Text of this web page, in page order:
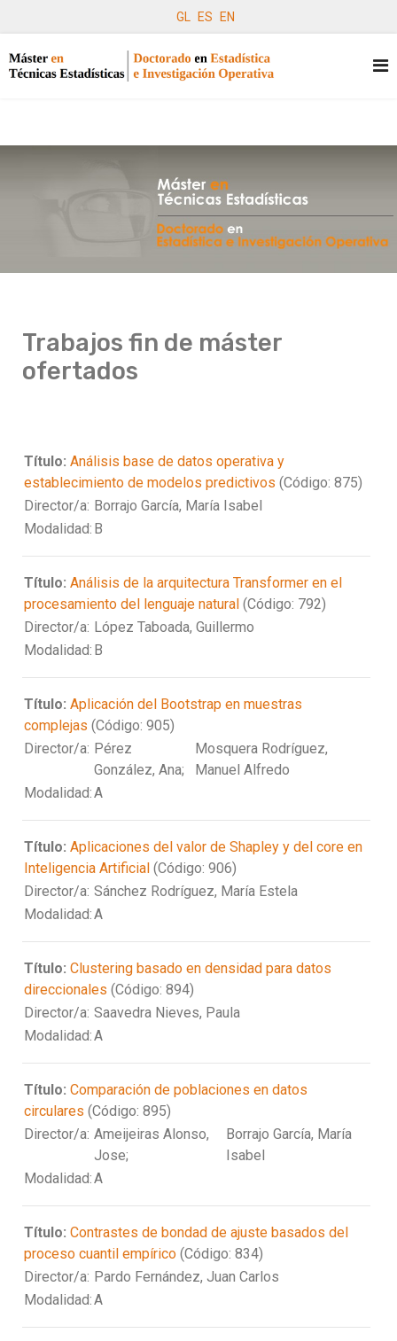
GL ES EN
Trabajos fin de máster
ofertados
Título: Análisis base de datos operativa y
establecimiento de modelos predictivos (Código: 875)
Director/a: Borrajo García, María Isabel
Modalidad: B
Título: Análisis de la arquitectura Transformer en el
procesamiento del lenguaje natural (Código: 792)
Director/a: López Taboada, Guillermo
Modalidad: B
Título: Aplicación del Bootstrap en muestras
complejas (Código: 905)
Director/a: Pérez
González, Ana;
Mosquera Rodríguez,
Manuel Alfredo
Modalidad:A
Título: Aplicaciones del valor de Shapley y del core en
Inteligencia Artificial (Código: 906)
Director/a: Sánchez Rodríguez, María Estela
Modalidad:A
Título: Clustering basado en densidad para datos
direccionales (Código: 894)
Director/a: Saavedra Nieves, Paula
Modalidad:A
Título: Comparación de poblaciones en datos
circulares (Código: 895)
Director/a: Ameijeiras Alonso,
Jose;
Borrajo García, María
Isabel
Modalidad:A
Título: Contrastes de bondad de ajuste basados del
proceso cuantil empírico (Código: 834)
Director/a: Pardo Fernández, Juan Carlos
Modalidad:A